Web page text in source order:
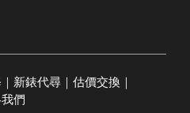
｜ 新錶代尋 ｜ 估價交換 ｜
們